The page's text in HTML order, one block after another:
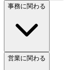
事務に関わる
営業に関わる